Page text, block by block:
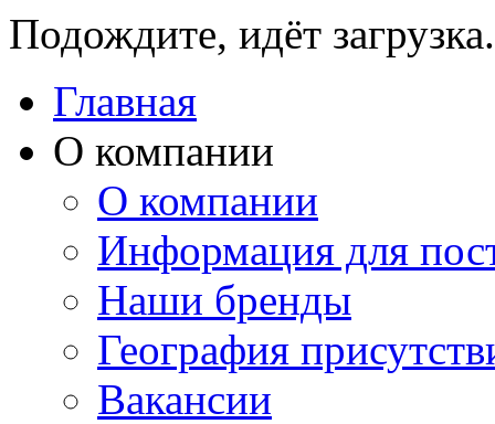
Подождите, идёт
Главная
О компании
О компании
Информация для
Наши бренды
География
Вакансии